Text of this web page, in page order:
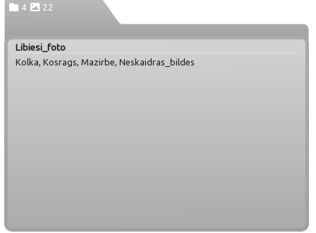
4 22
Libiesi_foto
Kolka, Kosrags, Mazirbe, Neskaidras_bildes